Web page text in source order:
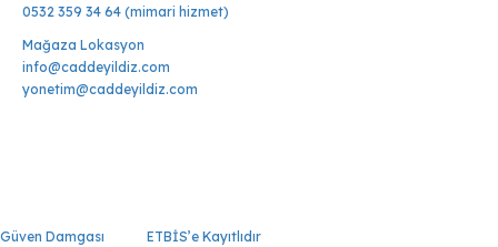
0532 359 34 64 (mimari hizmet)
Mağaza Lokasyon
info@caddeyildiz.com
yonetim@caddeyildiz.com
Güven Damgası ETBİS’e Kayıtlıdır